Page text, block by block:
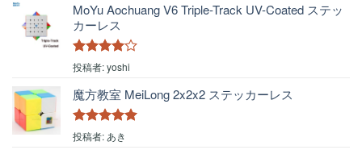
MoYu Aochuang V6 Triple-Track UV-Coated ステッ
カーレス
5段階中4
の評価
投稿者: yoshi
魔方教室 MeiLong 2x2x2 ステッカーレス
5段階中5
投稿者: あき